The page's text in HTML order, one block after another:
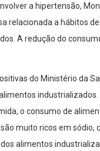
a hipertensão,
relacionada a hábitos
A redução do
do Ministério da
industrializados.
o consumo de
muito ricos em sódio,
alimentos